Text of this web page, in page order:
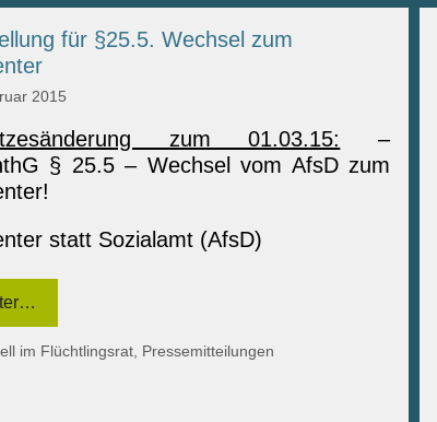
für §25.5. Wechsel zum
2015
zum 01.03.15:
–
§ 25.5 – Wechsel vom AfsD zum
statt Sozialamt (AfsD)
im Flüchtlingsrat, Pressemitteilungen